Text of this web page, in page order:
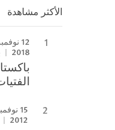
الأكثر مشاهدة
12
2018
15
2012